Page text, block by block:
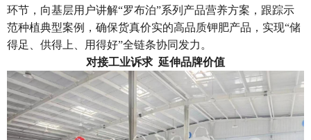
环节，向基层用户讲解“罗布泊”系列产品营养方案，跟踪示
范种植典型案例，确保货真价实的高品质钾肥产品，实现“储
得足、供得上、用得好”全链条协同发力。
对接工业诉求 延伸品牌价值